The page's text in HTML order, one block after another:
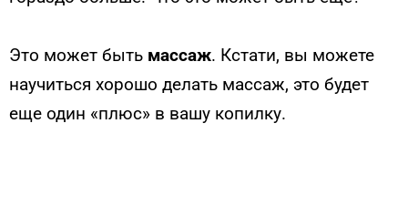
Это может быть массаж. Кстати, вы можете
научиться хорошо делать массаж, это будет
еще один «плюс» в вашу копилку.